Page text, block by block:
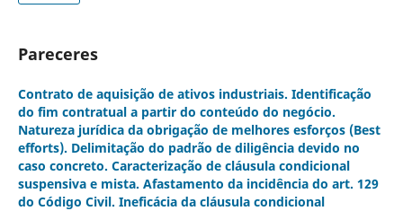
Pareceres
Contrato de aquisição de ativos industriais. Identificação
do fim contratual a partir do conteúdo do negócio.
Natureza jurídica da obrigação de melhores esforços (Best
efforts). Delimitação do padrão de diligência devido no
caso concreto. Caracterização de cláusula condicional
suspensiva e mista. Afastamento da incidência do art. 129
do Código Civil. Ineficácia da cláusula condicional